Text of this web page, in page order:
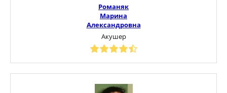
Романяк
Марина
Александровна
Акушер